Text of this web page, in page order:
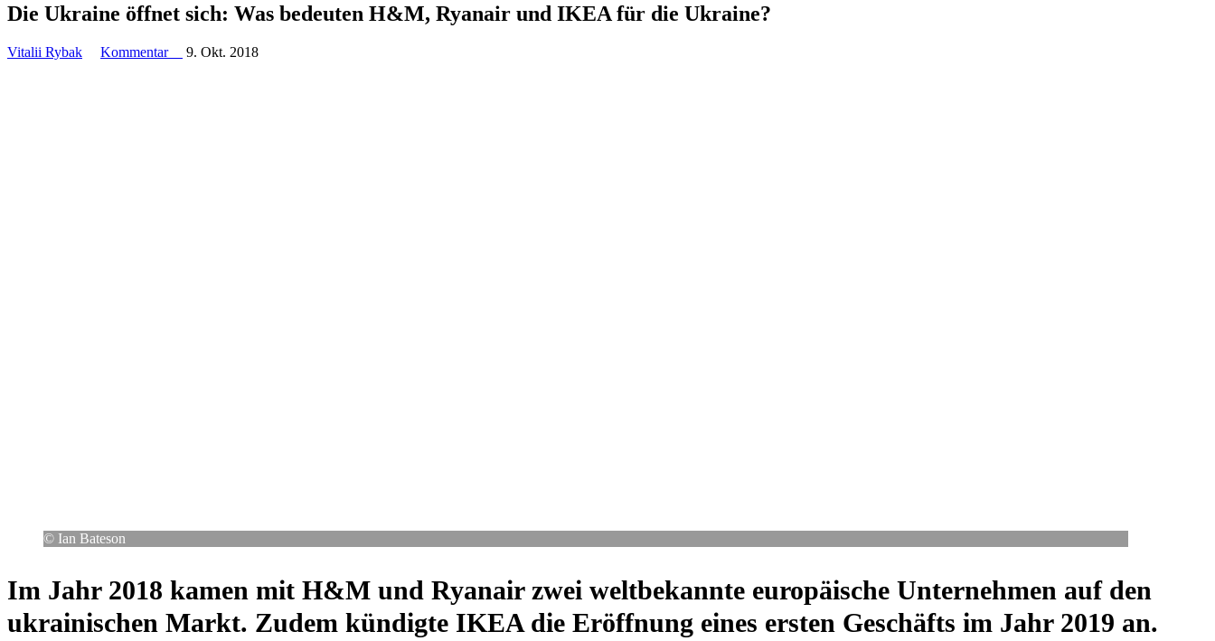
Die Ukraine öffnet sich: Was bedeu­ten H&M, Ryanair und IKEA für die Ukraine?
Vitalii Rybak Kommentar 9. Okt. 2018
© Ian Bateson
Im Jahr 2018 kamen mit H&M und Ryanair zwei welt­be­kannte euro­päi­sche Unter­neh­men auf den
ukrai­ni­schen Markt. Zudem kün­digte IKEA die Eröff­nung eines ersten Geschäfts im Jahr 2019 an.